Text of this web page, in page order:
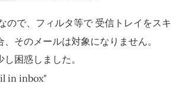
ので、フィルタ等で 受信トレイをスキ
そのメールは対象になりません。
困惑しました。